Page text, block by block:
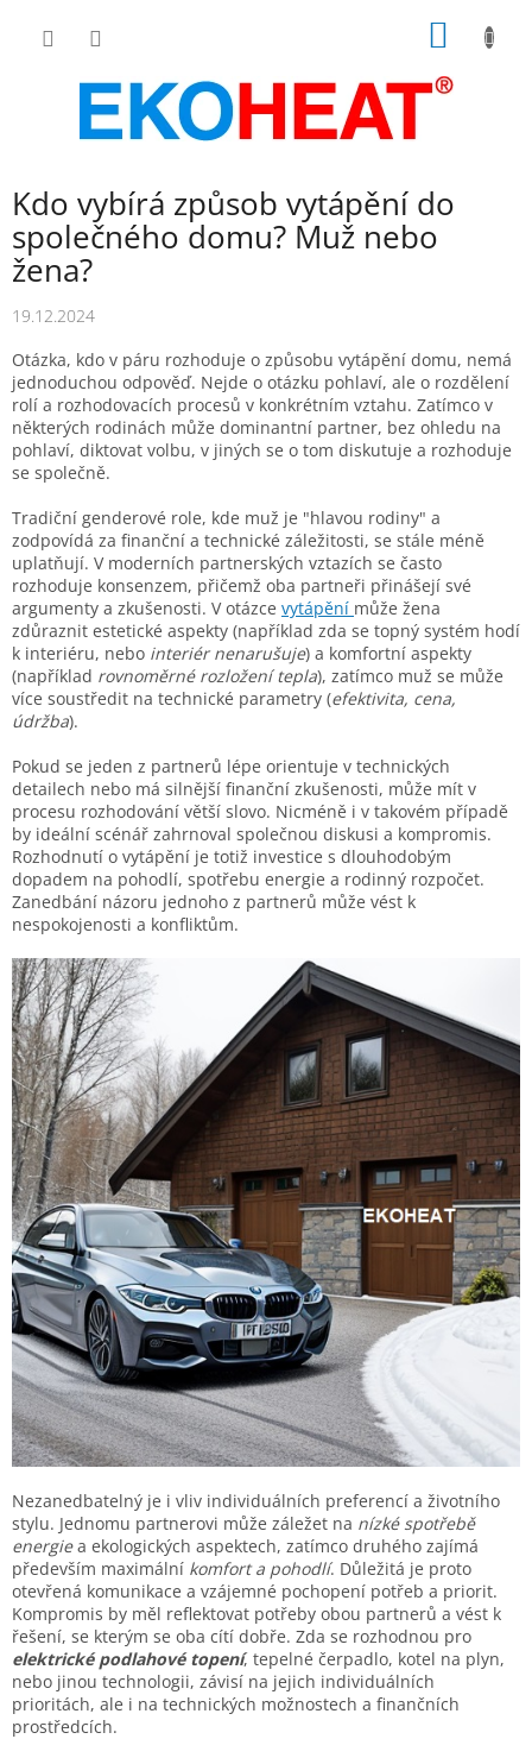
Kdo vybírá způsob vytápění do
společného domu? Muž nebo
žena?
19.12.2024
Otázka, kdo v páru rozhoduje o způsobu vytápění domu, nemá
jednoduchou odpověď. Nejde o otázku pohlaví, ale o rozdělení
rolí a rozhodovacích procesů v konkrétním vztahu. Zatímco v
některých rodinách může dominantní partner, bez ohledu na
pohlaví, diktovat volbu, v jiných se o tom diskutuje a rozhoduje
se společně.
Tradiční genderové role, kde muž je "hlavou rodiny" a
zodpovídá za finanční a technické záležitosti, se stále méně
uplatňují. V moderních partnerských vztazích se často
rozhoduje konsenzem, přičemž oba partneři přinášejí své
argumenty a zkušenosti. V otázce vytápění může žena
zdůraznit estetické aspekty (například zda se topný systém hodí
k interiéru, nebo interiér nenarušuje) a komfortní aspekty
(například rovnoměrné rozložení tepla), zatímco muž se může
více soustředit na technické parametry (efektivita, cena,
údržba).
Pokud se jeden z partnerů lépe orientuje v technických
detailech nebo má silnější finanční zkušenosti, může mít v
procesu rozhodování větší slovo. Nicméně i v takovém případě
by ideální scénář zahrnoval společnou diskusi a kompromis.
Rozhodnutí o vytápění je totiž investice s dlouhodobým
dopadem na pohodlí, spotřebu energie a rodinný rozpočet.
Zanedbání názoru jednoho z partnerů může vést k
nespokojenosti a konfliktům.
Nezanedbatelný je i vliv individuálních preferencí a životního
stylu. Jednomu partnerovi může záležet na nízké spotřebě
energiea ekologických aspektech, zatímco druhého zajímá
především maximální komfort a pohodlí. Důležitá je proto
otevřená komunikace a vzájemné pochopení potřeb a priorit.
Kompromis by měl reflektovat potřeby obou partnerů a vést k
řešení, se kterým se oba cítí dobře. Zda se rozhodnou pro
elektrické podlahové topení, tepelné čerpadlo, kotel na plyn,
nebo jinou technologii, závisí na jejich individuálních
prioritách, ale i na technických možnostech a finančních
prostředcích.